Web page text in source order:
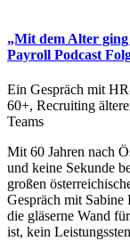
„Mit dem Alter ging
Payroll Podcast
Ein Gespräch mit
60+, Recruiting
Teams
Mit 60 Jahren nach
und keine Sekunde
großen
Gespräch mit
die gläserne Wand
ist, kein